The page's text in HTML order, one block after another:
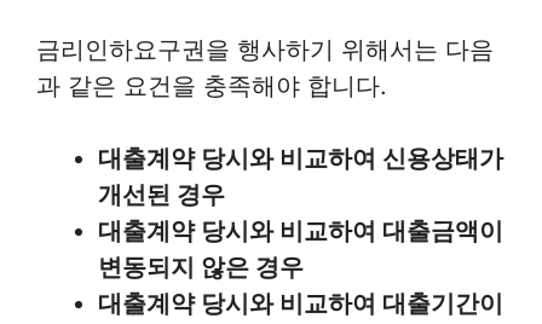
금리인하요구권을 행사하기 위해서는 다음
과 같은 요건을 충족해야 합니다.
대출계약 당시와 비교하여 신용상태가
개선된 경우
대출계약 당시와 비교하여 대출금액이
변동되지 않은 경우
대출계약 당시와 비교하여 대출기간이